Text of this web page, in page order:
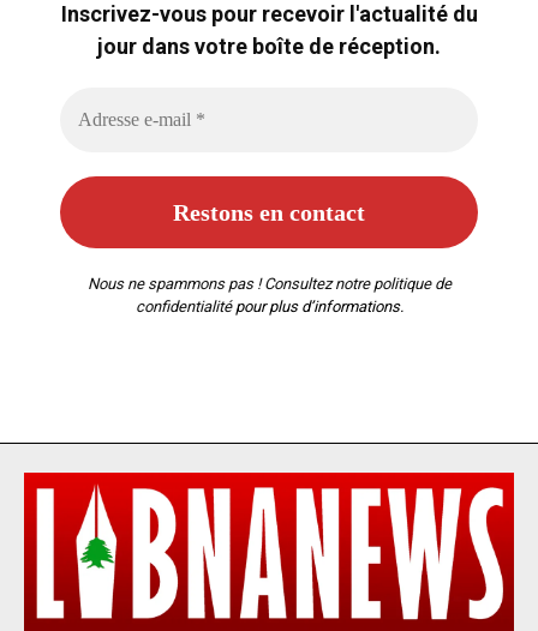
Inscrivez-vous pour recevoir l'actualité du
jour dans votre boîte de réception.
Nous ne spammons pas ! Consultez notre politique de
confidentialitépour plus d’informations.